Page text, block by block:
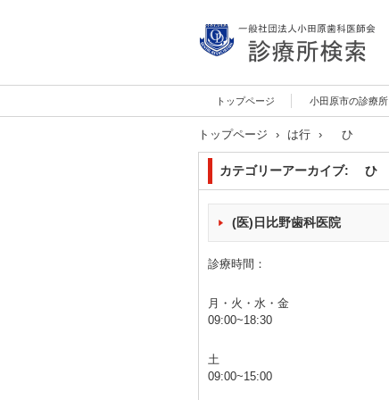
診療所検索サイト
トップページ 小田原市の診療所
トップページ › は行 › ひ
カテゴリーアーカイブ: ひ
(医)日比野歯科医院
診療時間：
月・火・水・金
09:00~18:30
土
09:00~15:00